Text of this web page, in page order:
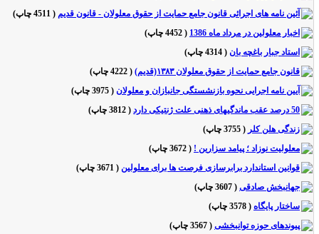
آئین نامه های اجرائی قانون جامع حمایت از حقوق معلولان - قانون قدیم(4511 چاپ
)
اخبار معلولین در مرداد ماه 1386
(4452 چاپ
)
استاد جبار باغچه بان(4314 چاپ
)
قانون جامع حمایت از حقوق معلولان ۱۳۸۳(قدیم)
(4222 چاپ
)
آیین نامه اجرایی نحوه بازنشستگی جانبازان و معلولان(3975 چاپ
)
50 درصد عقب ماندگیهای ذهنی علت ژنتیکی دارد
(3812 چاپ
)
زندگی هلن کلر(3755 چاپ
)
معلولیت نوزاد ؛ پیامد سزارین !( 3672 چاپ
)
قوانین استاندارد برابرسازی فرصت ها برای معلولین(3671 چاپ
)
جهانبخش صادقی( 3607 چاپ
)
ساختار پایگاه(3578 چاپ
)
پیوندهای حوزه توانبخشی( 3567 چاپ
)